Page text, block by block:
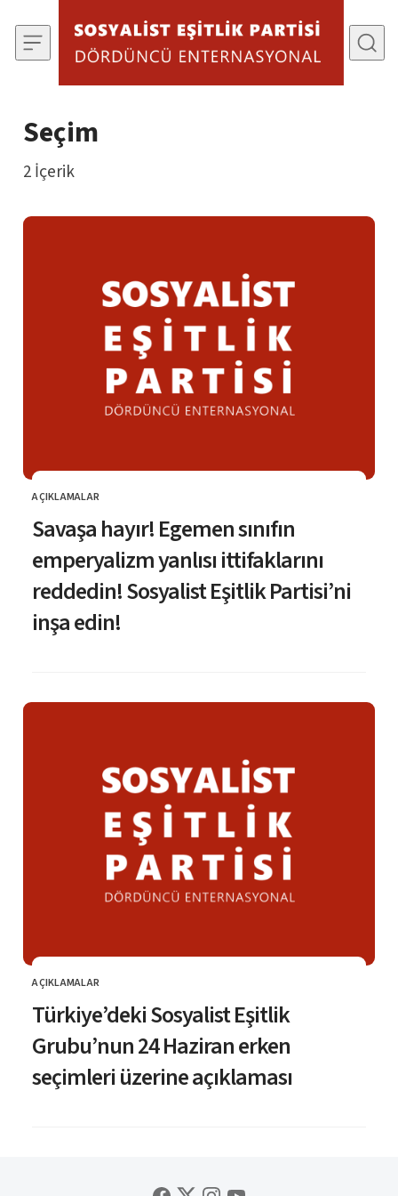
Seçim
2İçerik
KATEGORI
AÇIKLAMALAR
Savaşa hayır! Egemen sınıfın
emperyalizm yanlısı ittifaklarını
reddedin! Sosyalist Eşitlik Partisi’ni
inşa edin!
KATEGORI
AÇIKLAMALAR
Türkiye’deki Sosyalist Eşitlik
Grubu’nun 24 Haziran erken
seçimleri üzerine açıklaması